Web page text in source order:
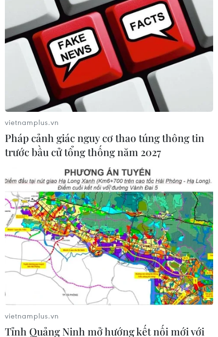
Qatar kêu gọi hòa giải dân tộc tại
Afghanistan để ổn định tình hình
13/09/2021 14:34
Qatar tuyên bố sẽ “ủng hộ mọi nỗ lực nhằm đạt được
hòa giải dân tộc ở Afghanistan” và cho rằng hòa giải
dân tộc là “van an toàn” duy nhất cho sự ổn định của
Afghanistan trong tương lai.
Liên hợp quốc: Các nước cam kết hỗ trợ
hơn 1 tỷ USD cho Afghanistan
vietnamplus.vn
Pháp cảnh giác nguy cơ thao túng thông tin
trước bầu cử tổng thống năm 2027
vietnamplus.vn
Tỉnh Quảng Ninh mở hướng kết nối mới với